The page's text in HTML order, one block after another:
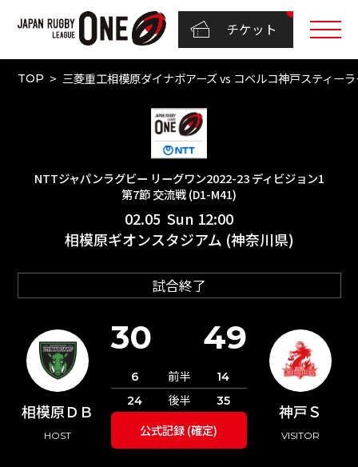
チケット
TOP 三菱重工相模原ダイナボアーズ vs コベルコ神戸スティ
NTTジャパンラグビー リーグワン2022-23 ディビジョン1
第7節 交流戦 (D1-M41)
02.05 Sun 12:00
相模原ギオンスタジアム (神奈川県)
試合終了
相模原ＤＢ
HOST
神戸Ｓ
VISITOR
30 49
6 前半
14
24
後半 35
公式記録 (確定)